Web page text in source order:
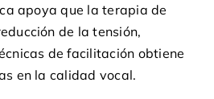
apoya que la terapia de
de la tensión,
de facilitación obtiene
en la calidad vocal.